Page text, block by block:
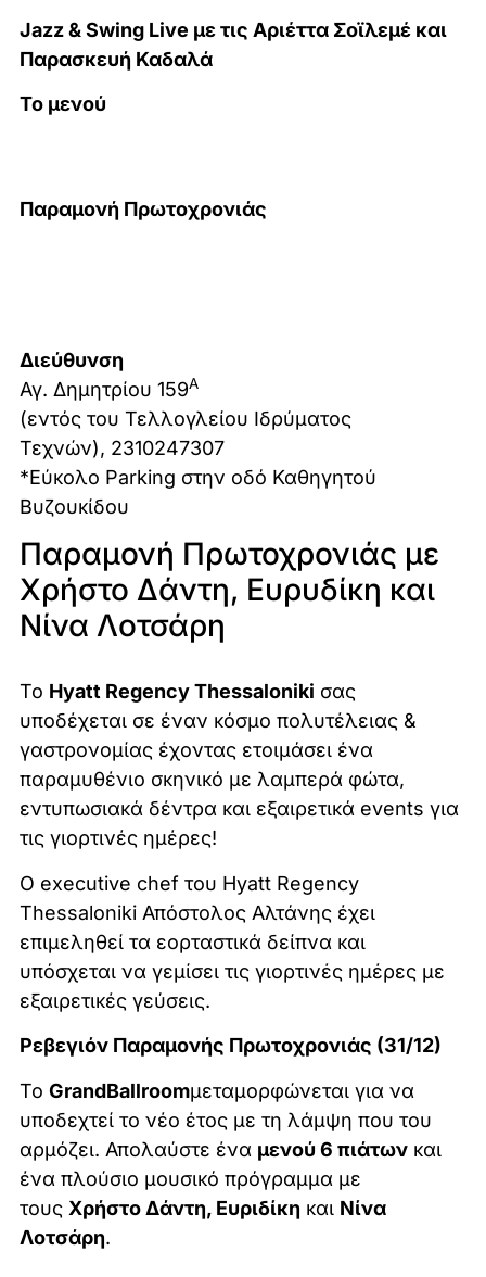
Jazz & Swing Live με τις Αριέττα Σοϊλεμέ και
Παρασκευή Καδαλά
Το μενού
Παραμονή Πρωτοχρονιάς
Διεύθυνση
Αγ. Δημητρίου 159Α
(εντός του Τελλογλείου Ιδρύματος
Τεχνών), 2310247307
*Εύκολο Parking στην οδό Καθηγητού
Βυζουκίδου
Παραμονή Πρωτοχρονιάς με
Χρήστο Δάντη, Ευρυδίκη και
Νίνα Λοτσάρη
Το Hyatt Regency Thessaloniki σας
υποδέχεται σε έναν κόσμο πολυτέλειας &
γαστρονομίας έχοντας ετοιμάσει ένα
παραμυθένιο σκηνικό με λαμπερά φώτα,
εντυπωσιακά δέντρα και εξαιρετικά events για
τις γιορτινές ημέρες!
Ο executive chef του Hyatt Regency
Thessaloniki Απόστολος Αλτάνης έχει
επιμεληθεί τα εορταστικά δείπνα και
υπόσχεται να γεμίσει τις γιορτινές ημέρες με
εξαιρετικές γεύσεις.
Ρεβεγιόν Παραμονής Πρωτοχρονιάς (31/12)
Το GrandBallroomμεταμορφώνεται για να
υποδεχτεί το νέο έτος με τη λάμψη που του
αρμόζει. Απολαύστε ένα μενού 6 πιάτωνκαι
ένα πλούσιο μουσικό πρόγραμμα με
τους Χρήστο Δάντη, Ευριδίκη και Νίνα
Λοτσάρη.